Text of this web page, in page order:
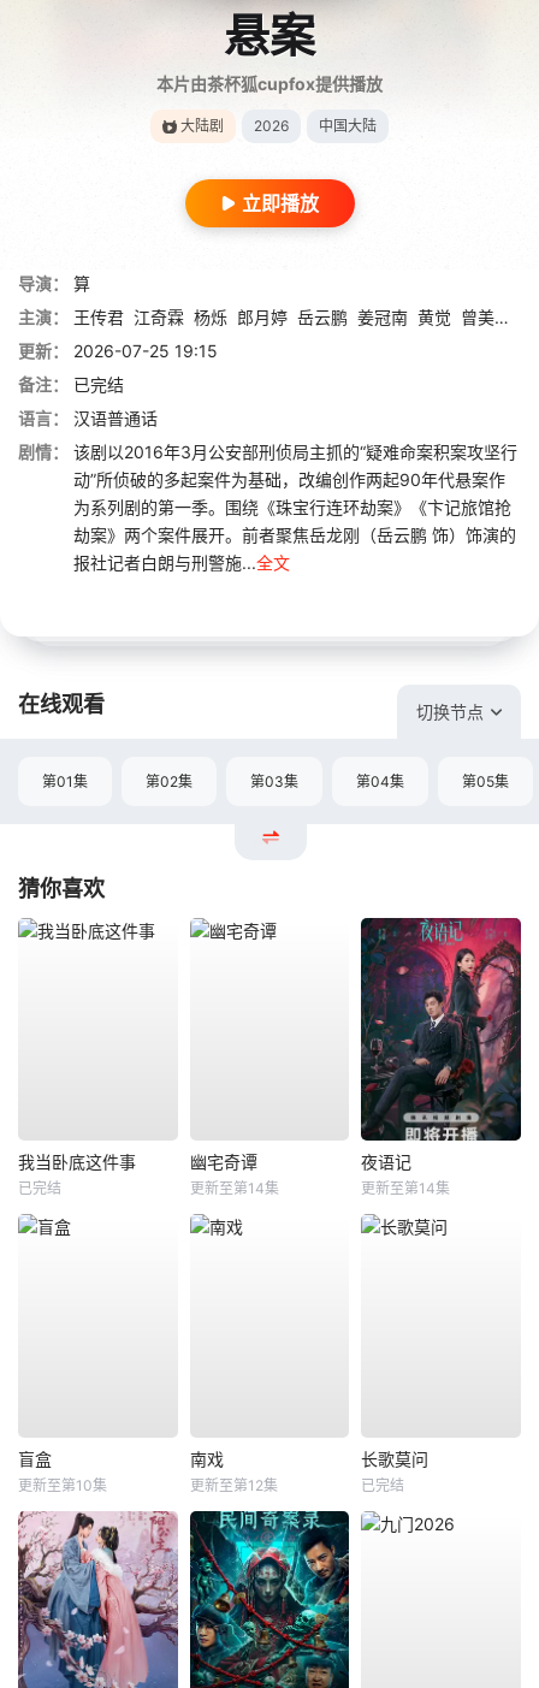
悬案
本片由茶杯狐cupfox提供播放
大陆剧 2026 中国大陆
立即播放
导演：
算
主演：
王传君 江奇霖 杨烁 郎月婷 岳云鹏 姜冠南 黄觉 曾美慧孜
更新：
2026-07-25 19:15
备注：
已完结
语言：
汉语普通话
剧情：
该剧以2016年3月公安部刑侦局主抓的“疑难命案积案攻坚行
动”所侦破的多起案件为基础，改编创作两起90年代悬案作
为系列剧的第一季。围绕《珠宝行连环劫案》《卞记旅馆抢
劫案》两个案件展开。前者聚焦岳龙刚（岳云鹏 饰）饰演的
报社记者白朗与刑警施...全文
在线观看 切换节点
第01集 第02集 第03集 第04集 第05集
猜你喜欢
我当卧底这件事
已完结
幽宅奇谭
更新至第14集
夜语记
更新至第14集
盲盒
更新至第10集
南戏
更新至第12集
长歌莫问
已完结